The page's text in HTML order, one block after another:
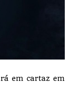
em cartaz em